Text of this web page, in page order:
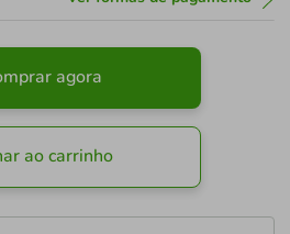
agora
ao carrinho